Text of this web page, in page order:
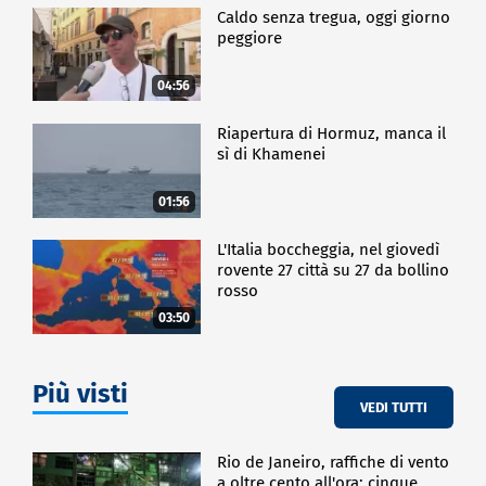
Secondo l'Afp, l'attacco di Hamas del 7 ottobre ha
provocato la morte di 1.205 persone, per lo più civili,
compresi gli ostaggi uccisi durante la prigionia. I raid
israeliani contro Hamas, invece, finora hanno ucciso
almeno 40.786 persone a Gaza, per la maggior parte
ESTERI
04:56
Caldo senza tregua, oggi giorno
peggiore
01:56
Riapertura di Hormuz, manca il
sì di Khamenei
03:50
L'Italia boccheggia, nel giovedì
rovente 27 città su 27 da bollino
rosso
Più visti VEDI TUTTI
Rio de Janeiro, raffiche di vento